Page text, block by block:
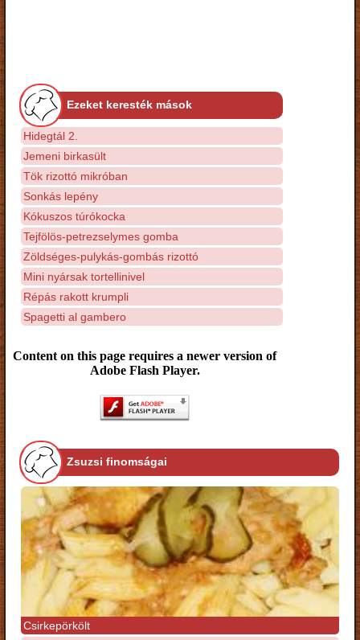
Ezeket keresték mások
Hidegtál 2.
Jemeni birkasült
Tök rizottó mikróban
Sonkás lepény
Kókuszos túrókocka
Tejfölös-petrezselymes gomba
Zöldséges-pulykás-gombás rizottó
Mini nyársak tortellinivel
Répás rakott krumpli
Spagetti al gambero
Content on this page requires a newer version of
Adobe Flash Player.
Zsuzsi finomságai
Csirkepörkölt